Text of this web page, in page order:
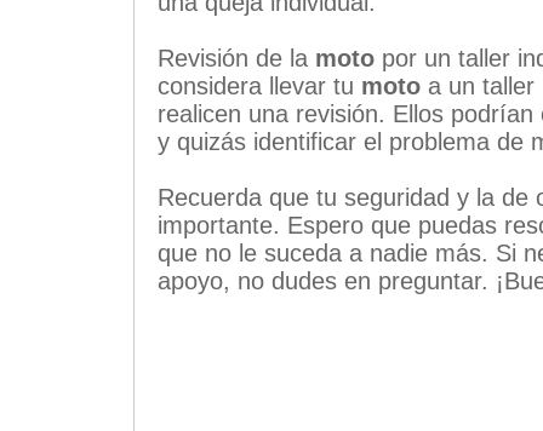
Revisión de la moto por un taller
considera llevar tu moto a un taller
realicen una revisión. Ellos
y quizás identificar el problema de
Recuerda que tu seguridad y la
importante. Espero que puedas
que no le suceda a nadie más. Si
apoyo, no dudes en preguntar.